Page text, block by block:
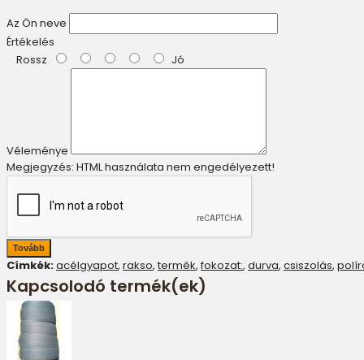
Az Ön neve
Értékelés
Rossz
Jó
Véleménye
Megjegyzés: HTML használata nem engedélyezett!
Tovább
Címkék:acélgyapot, rakso,termék,fokozat:, durva, csiszolás,
Kapcsolodó termék(ek)